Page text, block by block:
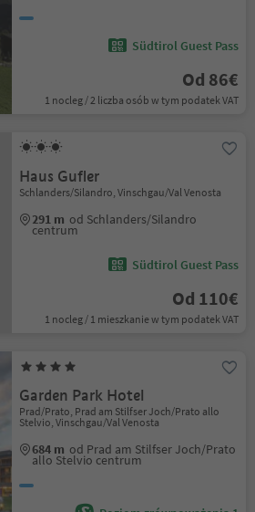
Südtirol Guest Pass
Od 86€
1 nocleg / 2 liczba osób w tym podatek VAT
Haus Gufler
Schlanders/Silandro, Vinschgau/Val Venosta
291 m od Schlanders/Silandro
centrum
Südtirol Guest Pass
Od 110€
1 nocleg / 1 mieszkanie w tym podatek VAT
Garden Park Hotel
Prad/Prato, Prad am Stilfser Joch/Prato allo
Stelvio, Vinschgau/Val Venosta
684 m od Prad am Stilfser Joch/Prato
allo Stelvio centrum